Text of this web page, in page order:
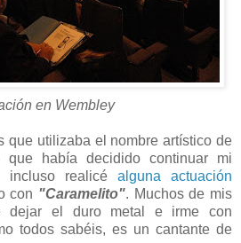
en Wembley
que utilizaba el nombre artístico de
que había decidido continuar mi
incluso realicé alguna actuación
con "Caramelito". Muchos de mis
dejar el duro metal e irme con
todos sabéis, es un cantante de